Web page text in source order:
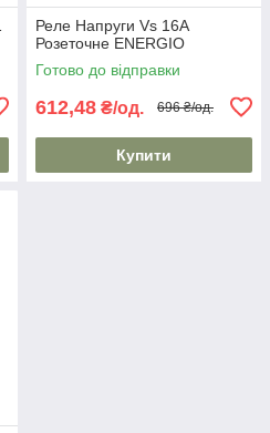
Реле Напруги Vs 16A
Розеточне ENERGIO
Готово до відправки
612,48 ₴/од. 696 ₴/од.
Купити